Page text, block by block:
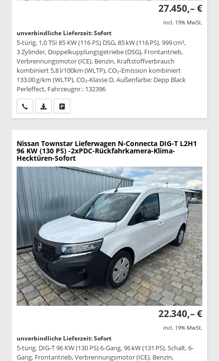
27.450,– €
incl. 19% MwSt.
unverbindliche Lieferzeit: Sofort
5-türig, 1,0 TSI 85 KW (116 PS) DSG, 85 kW (116 PS), 999 cm³,
3 Zylinder, Doppelkupplungsgetriebe (DSG), Frontantrieb,
Verbrennungsmotor (ICE), Benzin, Kraftstoffverbrauch
kombiniert 5,8 l/100km (WLTP), CO₂-Emission kombiniert
133.00 g/km (WLTP), CO₂-Klasse D, Außenfarbe: Depp Black
Perleffect, Fahrzeugnr.: 132396
Wir rufen Sie anPDF-Datei, Fahrzeugexposé drucken
Nissan Townstar Lieferwagen N-Connecta DIG-T L2H1
96 KW (130 PS) -2xPDC-Rückfahrkamera-Klima-
Hecktüren-Sofort
22.340,– €
incl. 19% MwSt.
unverbindliche Lieferzeit: Sofort
5-türig, DIG-T 96 KW (130 PS) 6-Gang, 96 kW (131 PS), Schalt. 6-
Gang, Frontantrieb, Verbrennungsmotor (ICE), Benzin,